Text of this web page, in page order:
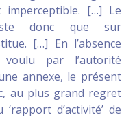
[…] Le
donc que sur
[…] En l’absence
voulu par l’autorité
annexe, le présent
au plus grand regret
d’activité’ de